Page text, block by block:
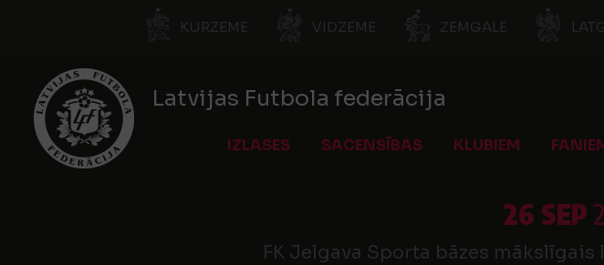
KURZEME VIDZEME ZEMGALE
Latvijas Futbola federācija
IZLASES SACENSĪBAS KLUBIEM
26 SEP
FK Jelgava Sporta bāzes mākslīgais